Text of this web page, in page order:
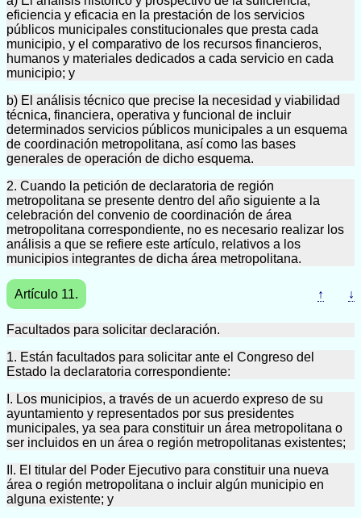
eficiencia y eficacia en la prestación de los servicios
públicos municipales constitucionales que presta cada
municipio, y el comparativo de los recursos financieros,
humanos y materiales dedicados a cada servicio en cada
municipio; y
b) El análisis técnico que precise la necesidad y viabilidad
técnica, financiera, operativa y funcional de incluir
determinados servicios públicos municipales a un esquema
de coordinación metropolitana, así como las bases
generales de operación de dicho esquema.
2. Cuando la petición de declaratoria de región
metropolitana se presente dentro del año siguiente a la
celebración del convenio de coordinación de área
metropolitana correspondiente, no es necesario realizar los
análisis a que se refiere este artículo, relativos a los
municipios integrantes de dicha área metropolitana.
Artículo 11. ↑ ↓
Facultados para solicitar declaración.
1. Están facultados para solicitar ante el Congreso del
Estado la declaratoria correspondiente:
I. Los municipios, a través de un acuerdo expreso de su
ayuntamiento y representados por sus presidentes
municipales, ya sea para constituir un área metropolitana o
ser incluidos en un área o región metropolitanas existentes;
II. El titular del Poder Ejecutivo para constituir una nueva
área o región metropolitana o incluir algún municipio en
alguna existente; y